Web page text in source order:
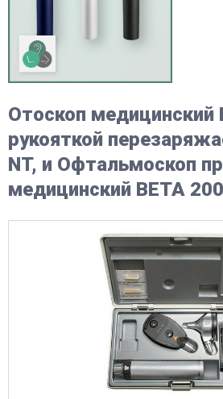
Отоскоп медицинский
рукояткой
NT, и Офтальмоскоп
медицинский BETA